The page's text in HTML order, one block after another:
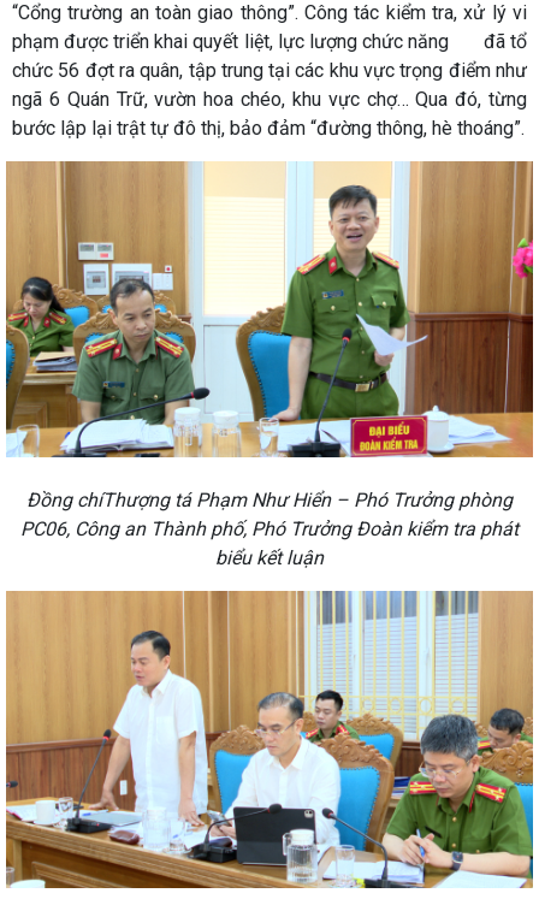
“Cổng trường an toàn giao thông”. Công tác kiểm tra, xử lý vi
phạm được triển khai quyết liệt, lực lượng chức năng đã tổ
chức 56 đợt ra quân, tập trung tại các khu vực trọng điểm như
ngã 6 Quán Trữ, vườn hoa chéo, khu vực chợ… Qua đó, từng
bước lập lại trật tự đô thị, bảo đảm “đường thông, hè thoáng”.
Đồng chíThượng tá Phạm Như Hiển – Phó Trưởng phòng
PC06, Công an Thành phố, Phó Trưởng Đoàn kiểm tra phát
biểu kết luận